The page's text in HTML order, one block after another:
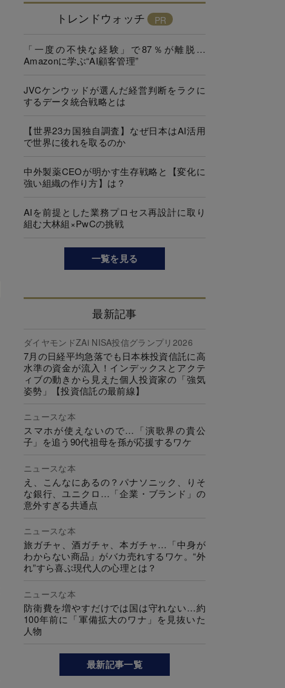
トレンドウォッチ
「一度の不快な経験」で87％が離脱…
Amazonに学ぶ“AI顧客管理”
JVCケンウッドが選んだ経営判断をラクに
するデータ統合戦略とは
【世界23カ国独自調査】なぜ日本はAI活用
で世界に後れを取るのか
中外製薬CEOが明かす生存戦略と【変化に
強い組織の作り方】は？
AIを前提とした業務プロセス再設計に取り
組む大林組×PwCの挑戦
一覧を見る
最新記事
ダイヤモンドZAi NISA投信グランプリ2026
7月の日経平均急落でも日本株投資信託に高
水準の資金が流入！インデックスとアクテ
ィブの動きから見えた個人投資家の「強気
姿勢」【投資信託の最前線】
ニュースな本
スマホが使えないので…「演歌界の貴公
子」を追う90代祖母を孫が応援するワケ
ニュースな本
え、こんなにあるの？パナソニック、りそ
な銀行、ユニクロ…「企業・ブランド」の
意外すぎる共通点
ニュースな本
旅ガチャ、酒ガチャ、本ガチャ…「中身が
わからない商品」がバカ売れするワケ。“外
れ”すら喜ぶ現代人の心理とは？
ニュースな本
防衛費を増やすだけでは国は守れない…約
100年前に「軍備拡大のワナ」を見抜いた
人物
最新記事一覧